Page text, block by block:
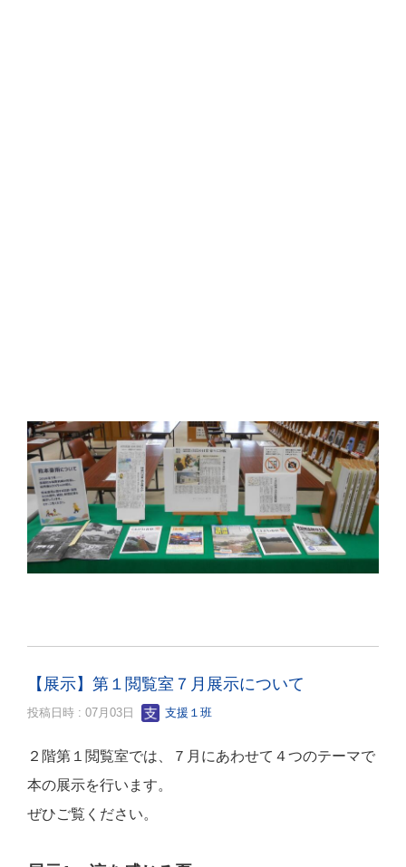
【展示】第１閲覧室７月展示について
投稿日時 : 07月03日 支援１班
２階第１閲覧室では、７月にあわせて４つのテーマで
本の展示を行います。
ぜひご覧ください。